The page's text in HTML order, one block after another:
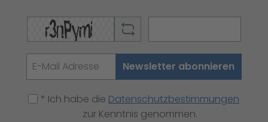
Newsletter abonnieren
* Ich habe die Datenschutzbestimmungen
zur Kenntnis genommen.